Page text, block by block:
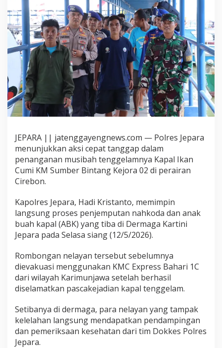
JEPARA || jatenggayengnews.com — Polres Jepara
menunjukkan aksi cepat tanggap dalam
penanganan musibah tenggelamnya Kapal Ikan
Cumi KM Sumber Bintang Kejora 02 di perairan
Cirebon.
Kapolres Jepara, Hadi Kristanto, memimpin
langsung proses penjemputan nahkoda dan anak
buah kapal (ABK) yang tiba di Dermaga Kartini
Jepara pada Selasa siang (12/5/2026).
Rombongan nelayan tersebut sebelumnya
dievakuasi menggunakan KMC Express Bahari 1C
dari wilayah Karimunjawa setelah berhasil
diselamatkan pascakejadian kapal tenggelam.
Setibanya di dermaga, para nelayan yang tampak
kelelahan langsung mendapatkan pendampingan
dan pemeriksaan kesehatan dari tim Dokkes Polres
Jepara.